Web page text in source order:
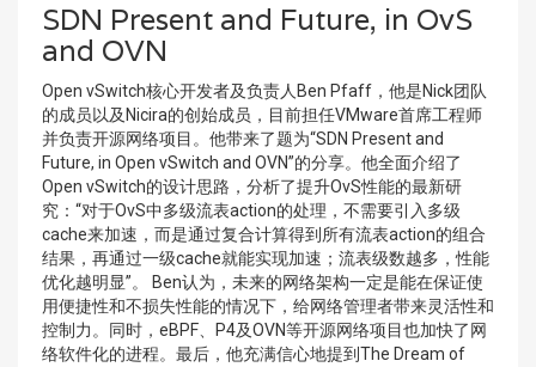
SDN Present and Future, in OvS
and OVN
Open vSwitch核心开发者及负责人Ben Pfaff，他是Nick团队
的成员以及Nicira的创始成员，目前担任VMware首席工程师
并负责开源网络项目。他带来了题为“SDN Present and
Future, in Open vSwitch and OVN”的分享。他全面介绍了
Open vSwitch的设计思路，分析了提升OvS性能的最新研
究：“对于OvS中多级流表action的处理，不需要引入多级
cache来加速，而是通过复合计算得到所有流表action的组合
结果，再通过一级cache就能实现加速；流表级数越多，性能
优化越明显”。 Ben认为，未来的网络架构一定是能在保证使
用便捷性和不损失性能的情况下，给网络管理者带来灵活性和
控制力。同时，eBPF、P4及OVN等开源网络项目也加快了网
络软件化的进程。最后，他充满信心地提到The Dream of